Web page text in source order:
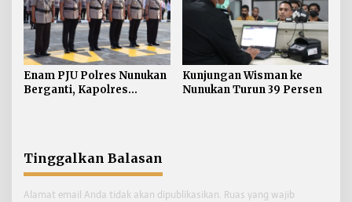
Enam PJU Polres Nunukan
Berganti, Kapolres
Kunjungan Wisman ke
Nunukan Turun 39 Persen
Tinggalkan Balasan
Alamat email Anda tidak akan dipublikasikan. Ruas yang wajib